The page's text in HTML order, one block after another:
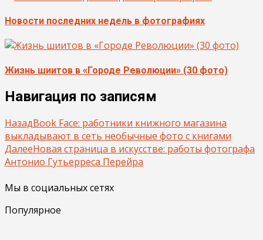
Новости последних недель в фотографиях
Жизнь шиитов в «Городе Революции» (30 фото)
Навигация по записям
НазадBook Face: работники книжного магазина
выкладывают в сеть необычные фото с книгами
ДалееНовая страница в искусстве: работы фотографа
Антонио Гутьерреса Перейра
Мы в социальных сетях
Популярное